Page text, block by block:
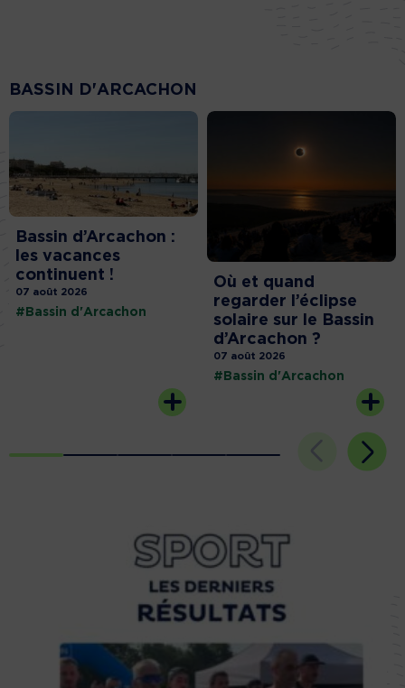
BASSIN D'ARCACHON
Bassin d’Arcachon :
les vacances
continuent !
07 août 2026
#Bassin d'Arcachon
Où et quand
regarder l’éclipse
solaire sur le Bassin
d’Arcachon ?
07 août 2026
#Bassin d'Arcachon